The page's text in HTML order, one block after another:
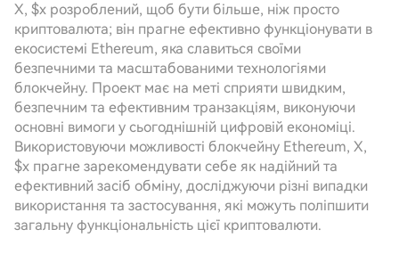
X, $x розроблений, щоб бути більше, ніж просто
криптовалюта; він прагне ефективно функціонувати в
екосистемі Ethereum, яка славиться своїми
безпечними та масштабованими технологіями
блокчейну. Проект має на меті сприяти швидким,
безпечним та ефективним транзакціям, виконуючи
основні вимоги у сьогоднішній цифровій економіці.
Використовуючи можливості блокчейну Ethereum, X,
$x прагне зарекомендувати себе як надійний та
ефективний засіб обміну, досліджуючи різні випадки
використання та застосування, які можуть поліпшити
загальну функціональність цієї криптовалюти.